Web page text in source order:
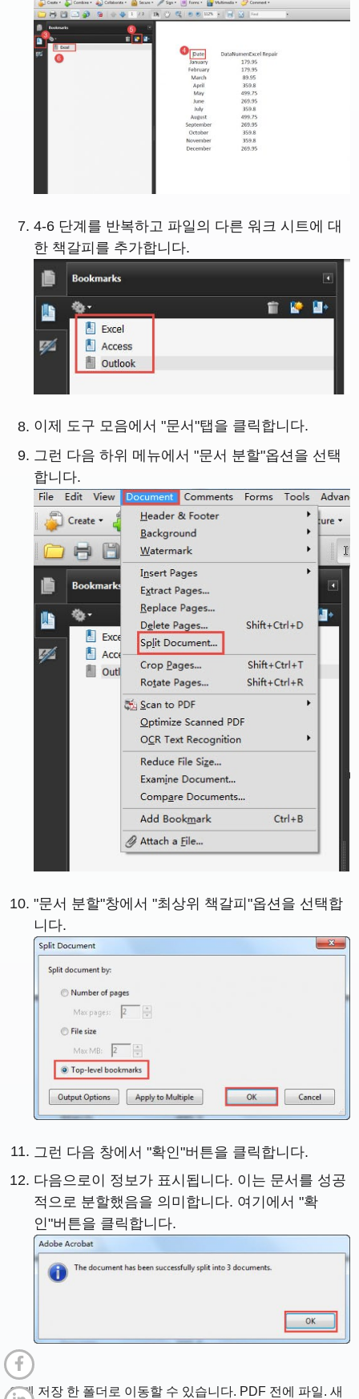
4-6 단계를 반복하고 파일의 다른 워크 시트에 대
한 책갈피를 추가합니다.
이제 도구 모음에서 "문서"탭을 클릭합니다.
그런 다음 하위 메뉴에서 "문서 분할"옵션을 선택
합니다.
"문서 분할"창에서 "최상위 책갈피"옵션을 선택합
니다.
그런 다음 창에서 "확인"버튼을 클릭합니다.
다음으로이 정보가 표시됩니다. 이는 문서를 성공
적으로 분할했음을 의미합니다. 여기에서 "확
인"버튼을 클릭합니다.
이제 저장 한 폴더로 이동할 수 있습니다. PDF 전에 파일. 새